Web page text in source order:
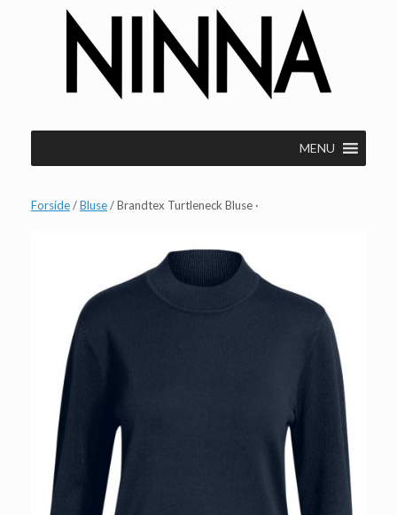
MENU
Forside/Bluse/ Brandtex Turtleneck Bluse ·